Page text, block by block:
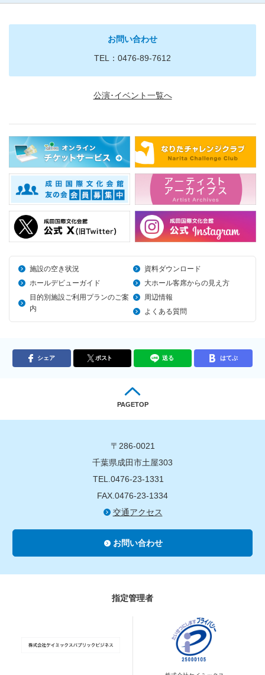
お問い合わせ
TEL：0476-89-7612
公演･イベント一覧へ
施設の空き状況
資料ダウンロード
ホールデビューガイド
大ホール客席からの見え方
目的別施設ご利用プランのご案
内
周辺情報
よくある質問
シェア ポスト 送る はてぶ
PAGETOP
〒286-0021
千葉県成田市土屋303
TEL.0476-23-1331
FAX.0476-23-1334
交通アクセス
お問い合わせ
指定管理者